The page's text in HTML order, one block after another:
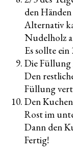
den
Alternativ
Nudelholz
Es sollte
Die Füllung
Den
Füllung
Den
Rost im
Dann den
Fertig!